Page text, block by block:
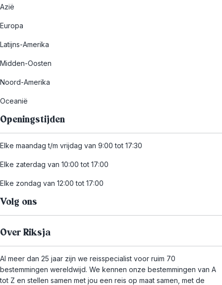
Azië
Europa
Latijns-Amerika
Midden-Oosten
Noord-Amerika
Oceanië
Openingstijden
Elke maandag t/m vrijdag van 9:00 tot 17:30
Elke zaterdag van 10:00 tot 17:00
Elke zondag van 12:00 tot 17:00
Volg ons
Over Riksja
Al meer dan 25 jaar zijn we reisspecialist voor ruim 70
bestemmingen wereldwijd. We kennen onze bestemmingen van A
tot Z en stellen samen met jou een reis op maat samen, met de